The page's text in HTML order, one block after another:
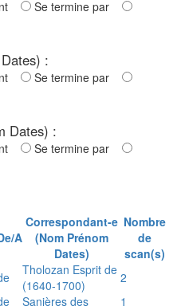
Se termine par
:
Se termine par
Dates) :
Se termine par
A
Correspondant-e
(Nom Prénom
Dates)
Nombre
de
scan(s)
Tholozan Esprit de
(1640-1700)
2
Sanières des
1